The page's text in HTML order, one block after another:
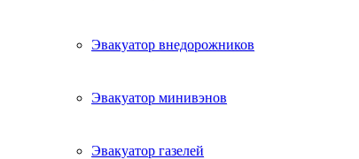
Эвакуатор внедорожников
Эвакуатор минивэнов
Эвакуатор газелей